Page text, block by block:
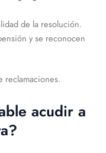
de la resolución.
y se reconocen
reclamaciones.
acudir a